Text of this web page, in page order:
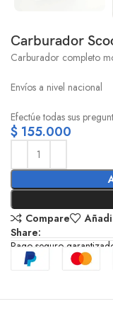
Carburador
Carburador completo
Envíos a nivel nacional
Efectúe todas sus
$ 155.000
Compare
Share:
Pago seguro